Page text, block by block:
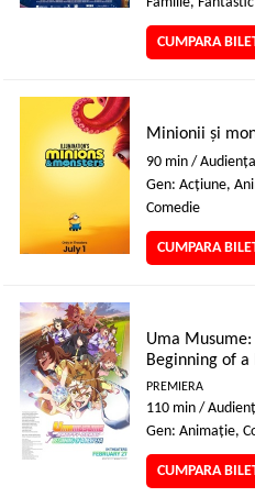
CUMPARA
Minionii și
90 min /
Gen: Acţiune,
Comedie
CUMPARA
Uma
Beginning of a
PREMIERA
110 min /
Gen: Animaţie,
CUMPARA